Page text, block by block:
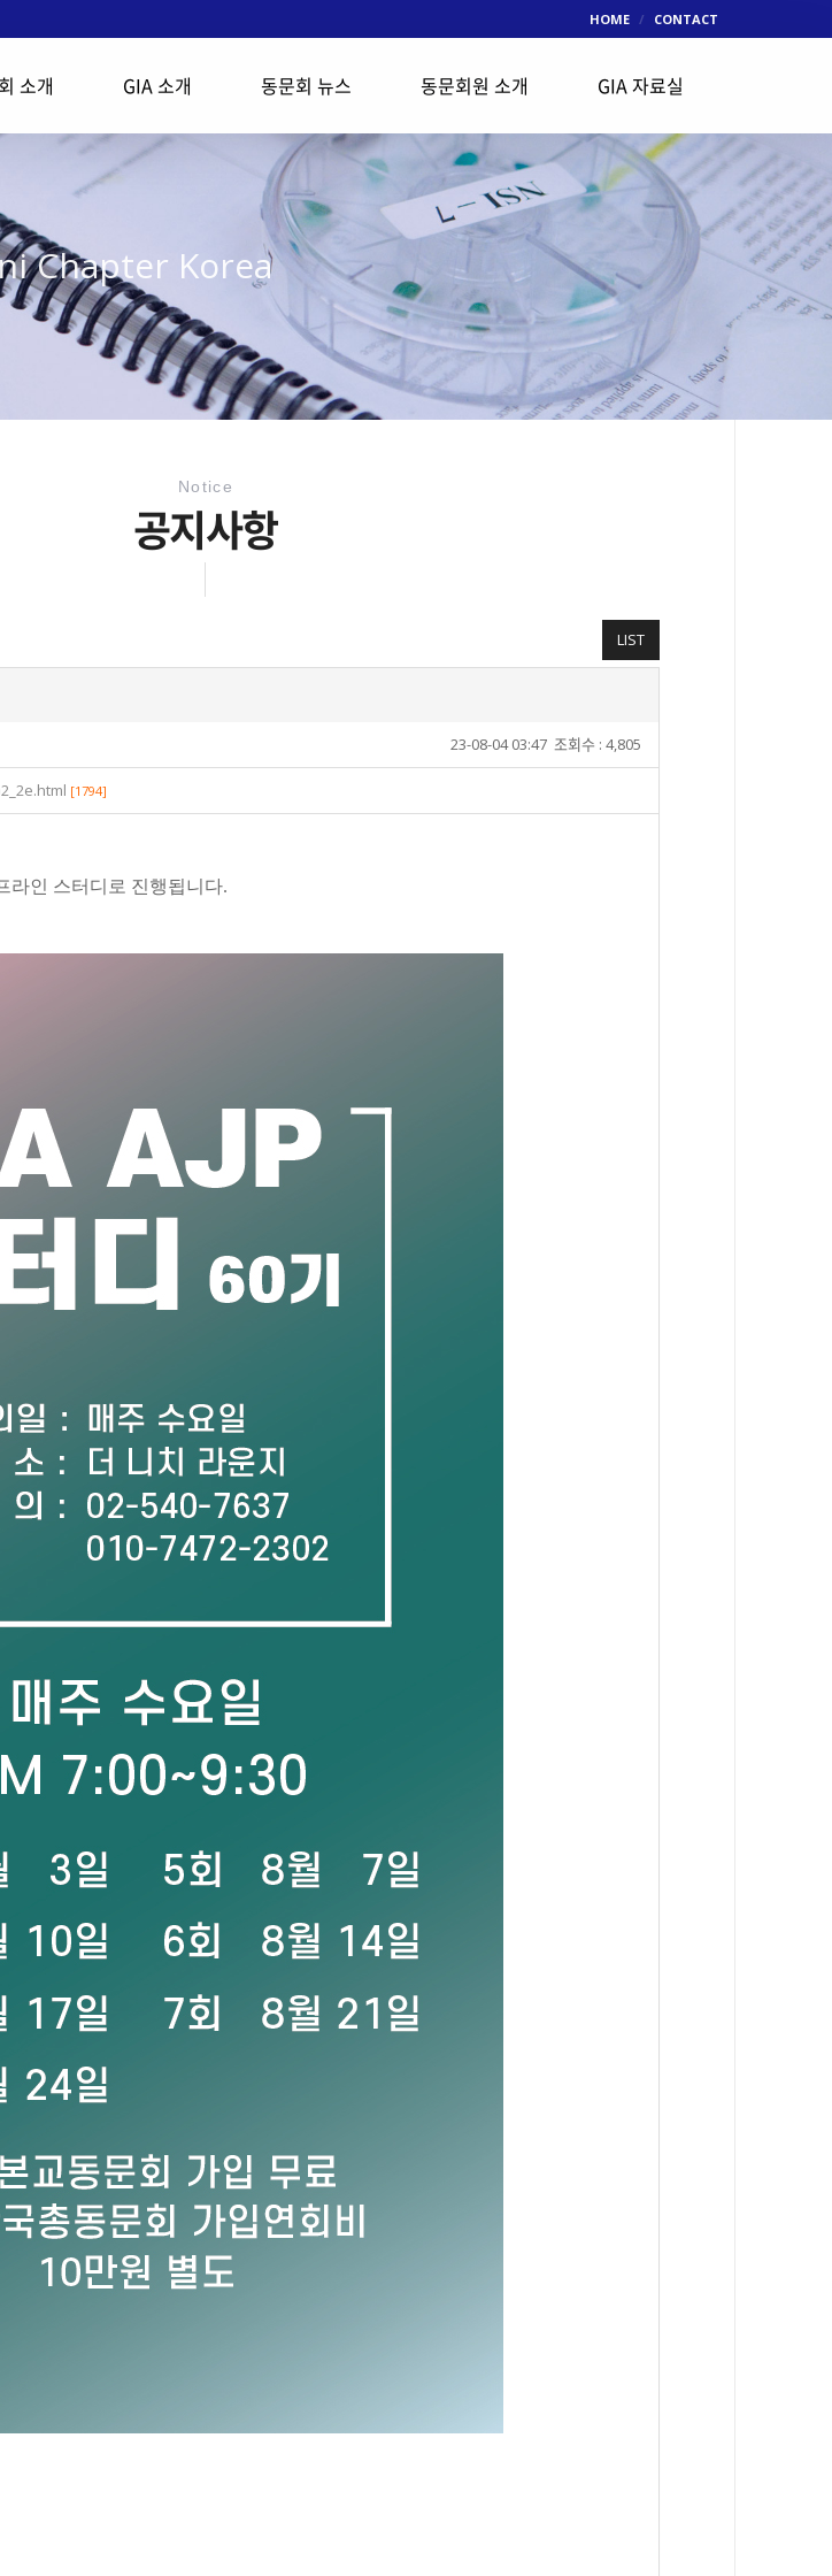
HOME CONTACT
소개 GIA 소개 동문회 뉴스 동문회원 소개 GIA 자료실
Chapter Korea
Notice
공지사항
LIST
조회수 : 4,805
23-08-04 03:47
[1794]
라인 스터디로 진행됩니다.